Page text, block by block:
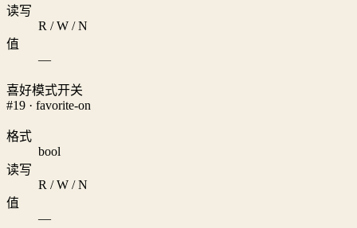
读写
R / W / N
值
—
喜好模式开关
#19 · favorite-on
格式
bool
读写
R / W / N
值
—